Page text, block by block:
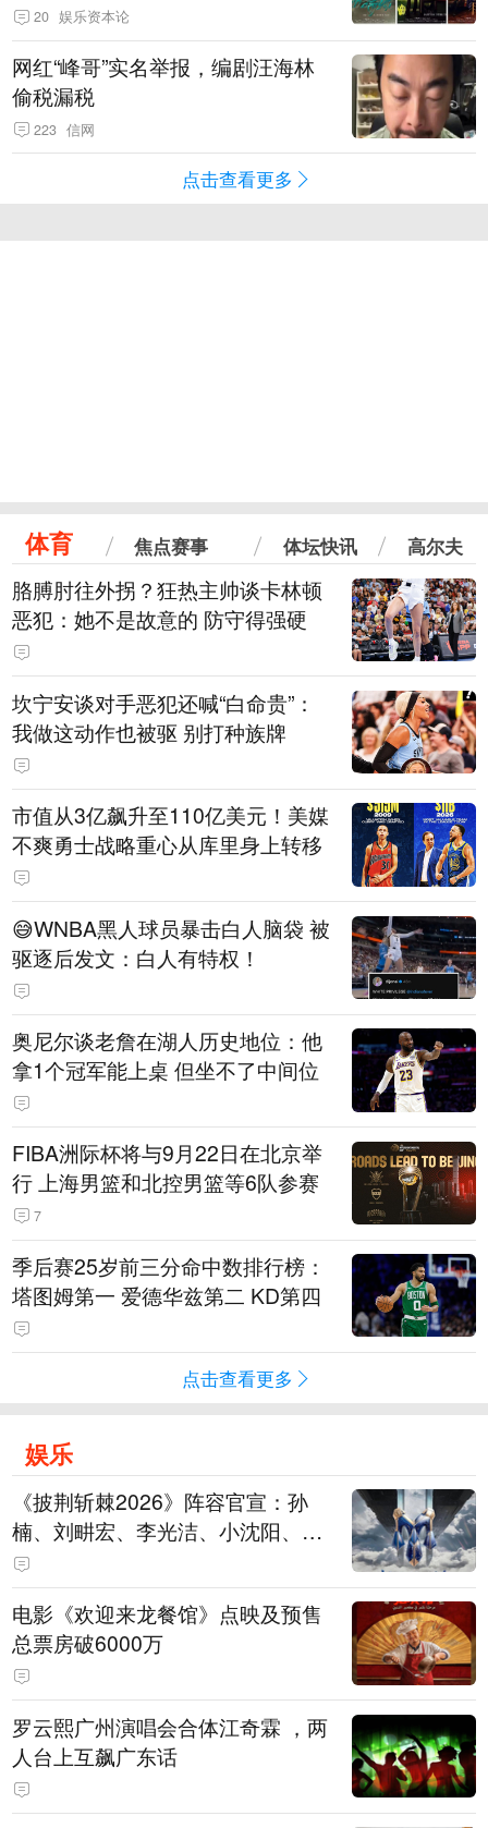
20 娱乐资本论
网红“峰哥”实名举报，编剧汪海林
偷税漏税
223 信网
点击查看更多
体育 焦点赛事 体坛快讯 高尔夫
胳膊肘往外拐？狂热主帅谈卡林顿
恶犯：她不是故意的 防守得强硬
坎宁安谈对手恶犯还喊“白命贵”：
我做这动作也被驱 别打种族牌
市值从3亿飙升至110亿美元！美媒
不爽勇士战略重心从库里身上转移
😅WNBA黑人球员暴击白人脑袋 被
驱逐后发文：白人有特权！
奥尼尔谈老詹在湖人历史地位：他
拿1个冠军能上桌 但坐不了中间位
FIBA洲际杯将与9月22日在北京举
行 上海男篮和北控男篮等6队参赛
7
季后赛25岁前三分命中数排行榜：
塔图姆第一 爱德华兹第二 KD第四
点击查看更多
娱乐
《披荆斩棘2026》阵容官宣：孙
楠、刘畊宏、李光洁、小沈阳、余
文乐、王传君等28位艺人
电影《欢迎来龙餐馆》点映及预售
总票房破6000万
罗云熙广州演唱会合体江奇霖 ，两
人台上互飙广东话